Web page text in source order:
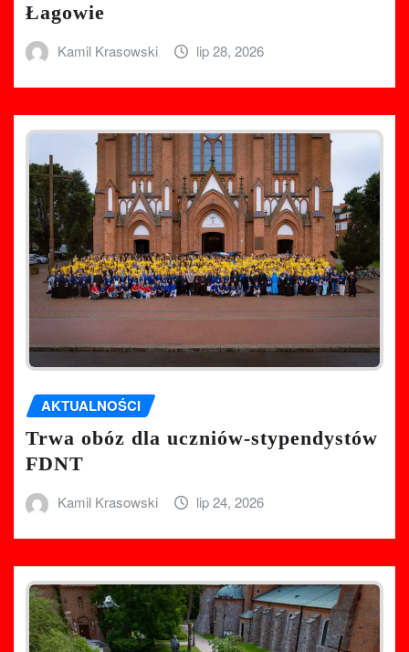
Łagowie
Kamil Krasowski lip 28, 2026
AKTUALNOŚCI
Trwa obóz dla uczniów-stypendystów
FDNT
Kamil Krasowski lip 24, 2026